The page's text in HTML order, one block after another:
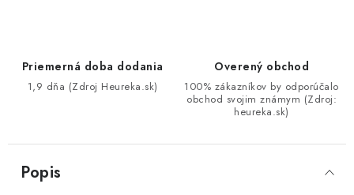
Priemerná doba dodania
1,9 dňa (Zdroj Heureka.sk)
Overený obchod
100% zákazníkov by odporúčalo
obchod svojim známym (Zdroj:
heureka.sk)
Popis